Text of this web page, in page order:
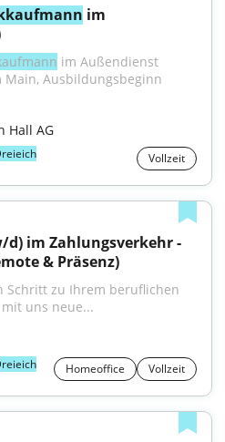
im
im Außendienst
Ausbildungsbeginn
Hall AG
Vollzeit
d) im Zahlungsverkehr -
& Präsenz)
Schritt zu Ihrem beruflichen
uns neue...
Homeoffice Vollzeit